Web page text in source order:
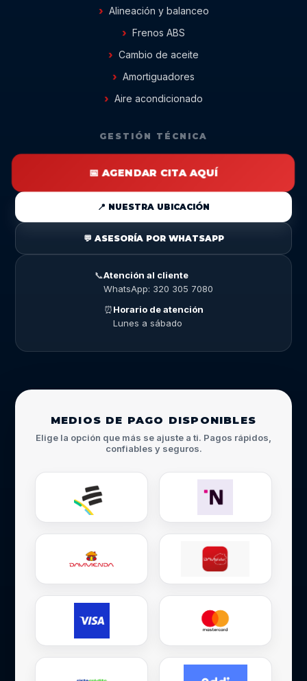
Alineación y balanceo
Frenos ABS
Cambio de aceite
Amortiguadores
Aire acondicionado
GESTIÓN TÉCNICA
📅 AGENDAR CITA AQUÍ
📍 NUESTRA UBICACIÓN
💬 ASESORÍA POR WHATSAPP
📞Atención al cliente
WhatsApp: 320 305 7080
⏰Horario de atención
Lunes a sábado
MEDIOS DE PAGO DISPONIBLES
Elige la opción que más se ajuste a ti. Pagos rápidos,
confiables y seguros.